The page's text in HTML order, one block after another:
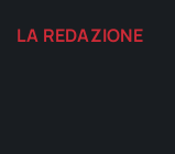
LA REDAZIONE